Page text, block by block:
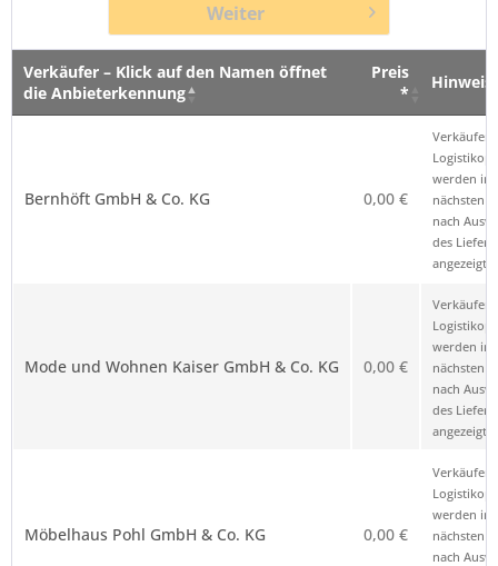
Weiter
Verkäufer – Klick auf den Namen öffnet
die Anbieterkennung
Preis
*
Hinweis
Bernhöft GmbH & Co. KG 0,00 €
Verkäufer
werden im
nächsten
nach
des
angezeigt.
Mode und Wohnen Kaiser GmbH & Co. KG 0,00 €
Verkäufer
werden im
nächsten
nach
des
angezeigt.
Möbelhaus Pohl GmbH & Co. KG 0,00 €
Verkäufer
werden im
nächsten
nach